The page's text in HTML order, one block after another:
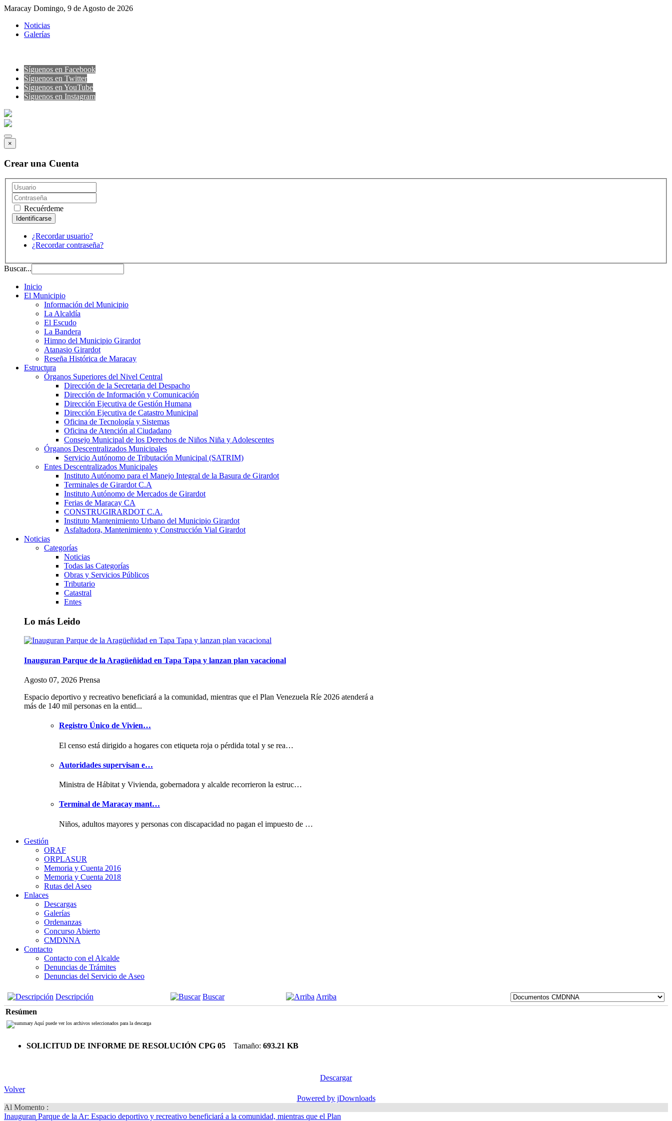
Maracay Domingo, 9 de Agosto de 2026
Noticias
Galerías
Síguenos en Facebook
Síguenos en Twitter
Síguenos en YouTube
Sìguenos en Instagram
×
Crear una Cuenta
Recuérdeme
¿Recordar usuario?
¿Recordar contraseña?
Buscar...
Inicio
El Municipio
Información del Municipio
La Alcaldía
El Escudo
La Bandera
Himno del Municipio Girardot
Atanasio Girardot
Reseña Histórica de Maracay
Estructura
Órganos Superiores del Nivel Central
Dirección de la Secretaria del Despacho
Dirección de Información y Comunicación
Dirección Ejecutiva de Gestión Humana
Dirección Ejecutiva de Catastro Municipal
Oficina de Tecnología y Sistemas
Oficina de Atención al Ciudadano
Consejo Municipal de los Derechos de Niños Niña y Adolescentes
Órganos Descentralizados Municipales
Servicio Autónomo de Tributación Municipal (SATRIM)
Entes Descentralizados Municipales
Instituto Autónomo para el Manejo Integral de la Basura de Girardot
Terminales de Girardot C.A
Instituto Autónomo de Mercados de Girardot
Ferias de Maracay CA
CONSTRUGIRARDOT C.A.
Instituto Mantenimiento Urbano del Municipio Girardot
Asfaltadora, Mantenimiento y Construcción Vial Girardot
Noticias
Categorías
Noticias
Todas las Categorías
Obras y Servicios Públicos
Tributario
Catastral
Entes
Lo más Leido
Inauguran Parque de la Aragüeñidad en Tapa Tapa y lanzan plan vacacional
Agosto 07, 2026 Prensa
Espacio deportivo y recreativo beneficiará a la comunidad, mientras que el Plan Venezuela Ríe 2026 atenderá a
más de 140 mil personas en la entid...
Registro Único de Vivien…
El censo está dirigido a hogares con etiqueta roja o pérdida total y se rea…
Autoridades supervisan e…
Ministra de Hábitat y Vivienda, gobernadora y alcalde recorrieron la estruc…
Terminal de Maracay mant…
Niños, adultos mayores y personas con discapacidad no pagan el impuesto de …
Gestión
ORAF
ORPLASUR
Memoria y Cuenta 2016
Memoria y Cuenta 2018
Rutas del Aseo
Enlaces
Descargas
Galerías
Ordenanzas
Concurso Abierto
CMDNNA
Contacto
Contacto con el Alcalde
Denuncias de Trámites
Denuncias del Servicio de Aseo
Descripción Buscar
Arriba
Resúmen
Aquí puede ver los archivos seleccionados para la descarga
SOLICITUD DE INFORME DE RESOLUCIÓN CPG 05 Tamaño: 693.21 KB
Descargar
Volver
Powered by jDownloads
Al Momento :
Inauguran Parque de la Ar: Espacio deportivo y recreativo beneficiará a la comunidad, mientras que el Plan